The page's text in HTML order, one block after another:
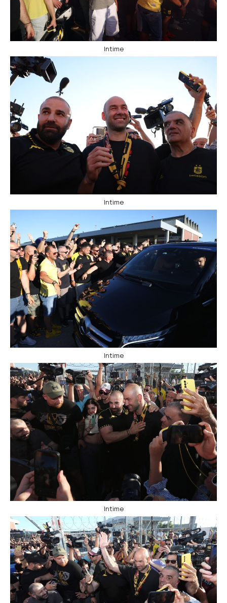
Intime
Intime
Intime
Intime